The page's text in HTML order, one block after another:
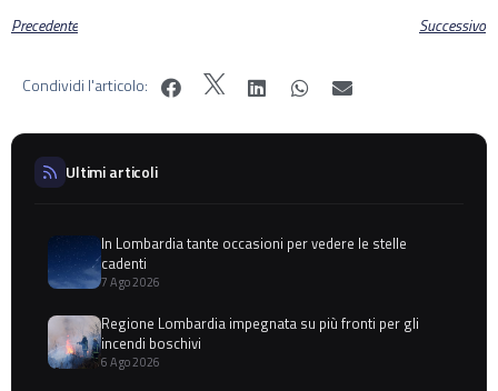
Precedente Successivo
Condividi l'articolo:
Ultimi articoli
In Lombardia tante occasioni per vedere le stelle
cadenti
7 Ago 2026
Regione Lombardia impegnata su più fronti per gli
incendi boschivi
6 Ago 2026